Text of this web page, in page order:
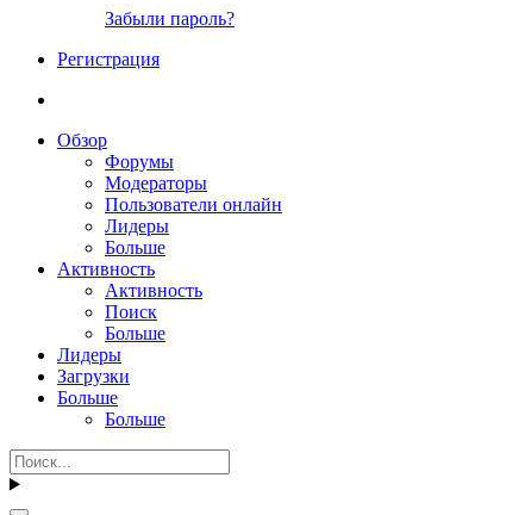
Забыли пароль?
Регистрация
Обзор
Форумы
Модераторы
Пользователи онлайн
Лидеры
Больше
Активность
Активность
Поиск
Больше
Лидеры
Загрузки
Больше
Больше